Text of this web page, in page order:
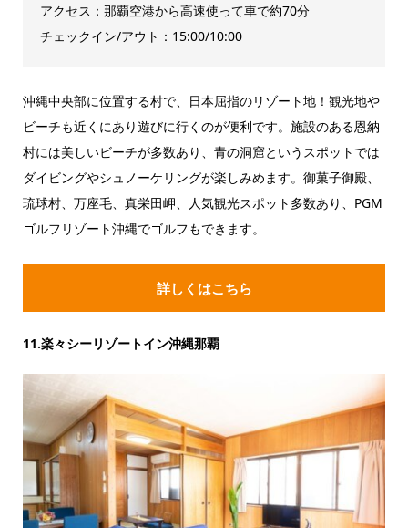
アクセス：那覇空港から高速使って車で約70分
チェックイン/アウト：15:00/10:00
沖縄中央部に位置する村で、日本屈指のリゾート地！観光地や
ビーチも近くにあり遊びに行くのが便利です。施設のある恩納
村には美しいビーチが多数あり、青の洞窟というスポットでは
ダイビングやシュノーケリングが楽しみめます。御菓子御殿、
琉球村、万座毛、真栄田岬、人気観光スポット多数あり、PGM
ゴルフリゾート沖縄でゴルフもできます。
詳しくはこちら
11.楽々シーリゾートイン沖縄那覇